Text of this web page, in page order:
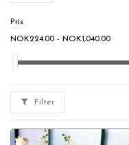
Pris
NOK224.00 - NOK1,040.00
Filter